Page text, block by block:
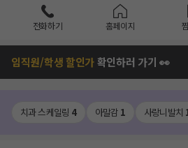
전화하기 홈페이지
임직원/학생 할인가확인하러 가기 👀
치과 스케일링 4 아말감 1 사랑니발치